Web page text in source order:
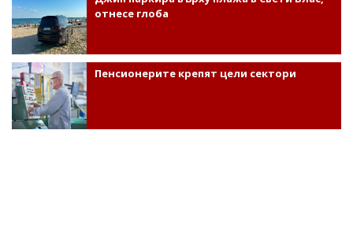
отнесе глоба
Пенсионерите крепят цели сектори